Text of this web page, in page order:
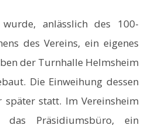
anlässlich des 100-
des Vereins, ein eigenes
der Turnhalle Helmsheim
Die Einweihung dessen
später statt. Im Vereinsheim
das Präsidiumsbüro, ein